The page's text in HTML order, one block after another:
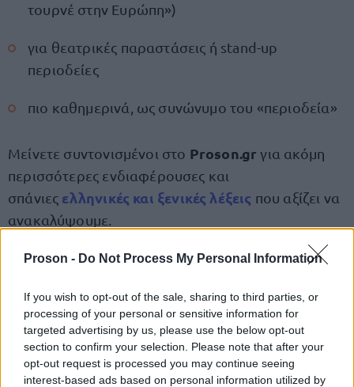
Proson - Do Not Process My Personal Information
If you wish to opt-out of the sale, sharing to third parties, or
processing of your personal or sensitive information for
targeted advertising by us, please use the below opt-out
section to confirm your selection. Please note that after your
opt-out request is processed you may continue seeing
interest-based ads based on personal information utilized by
τουρνέ στην Ευρώπη»)
για θεατρικές παραστάσεις ή stand-up
περιοδείες
πιο καθημερινά, ως συνώνυμο του «περιοδεία»
Μείνετε συντονισμένοι στο Proson.gr για ακόμη
περισσότερες ενδιαφέρουσες και
σπάνιες ελληνικές και ξενικές λέξεις που αξίζει να
ανακαλύψουμε.
ΑΣΕΠ: Πιστοποίηση Αγγλικών σε
μόνο 2 ημέρες στα χέρια σας